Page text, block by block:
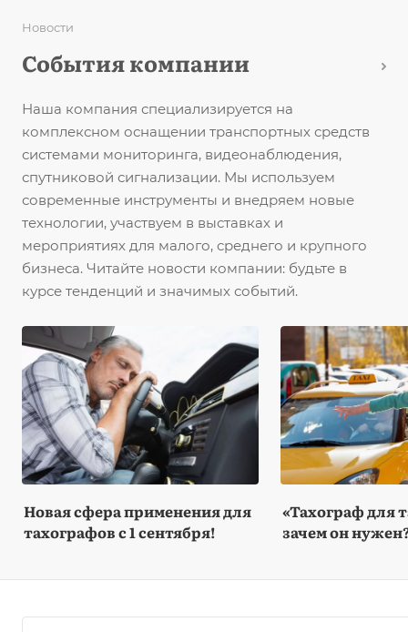
Новости
События компании
Наша компания специализируется на
комплексном оснащении транспортных средств
системами мониторинга, видеонаблюдения,
спутниковой сигнализации. Мы используем
современные инструменты и внедряем новые
технологии, участвуем в выставках и
мероприятиях для малого, среднего и крупного
бизнеса. Читайте новости компании: будьте в
курсе тенденций и значимых событий.
Новая сфера применения для
тахографов с 1 сентября!
«Тахограф для
зачем он